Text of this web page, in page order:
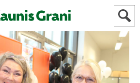
STADEN
AKTUELLT
IDROTT